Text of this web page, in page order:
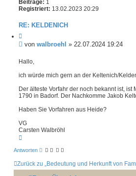
m
s
b
Beiträge: 1
Registriert: 13.02.2023 20:29
RE: KELDENICH
i
t
e
e
B
i
r
a
g
von walbroehl » 22.07.2024 19:24
Hallo,
ich würde mich gern an der Keltenich/
Der älteste Vorfahr der noch bekannt ist, ist
1790 in Badorf. Der Nachkomme Jakob
Haben Sie Vorfahren aus Heide?
VG
Carsten Walbröhl
c
o
b
Antworten
Zurück zu „Bedeutung und Herkunft von